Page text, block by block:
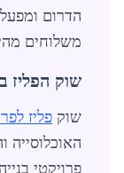
הדרום
משלוחים
שוק הפליז
שוק פליז